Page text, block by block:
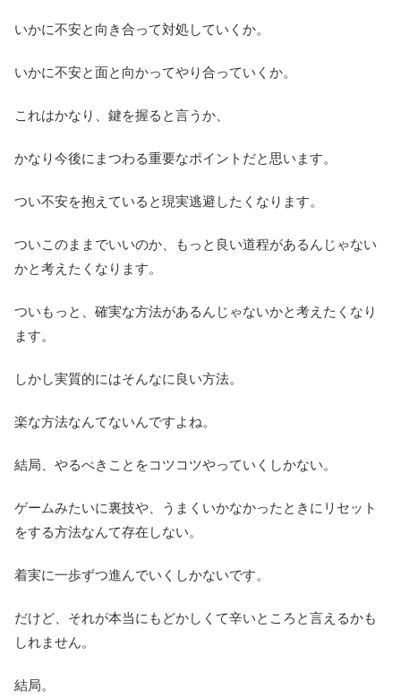
いかに不安と向き合って対処していくか。
いかに不安と面と向かってやり合っていくか。
これはかなり、鍵を握ると言うか、
かなり今後にまつわる重要なポイントだと思います。
つい不安を抱えていると現実逃避したくなります。
ついこのままでいいのか、もっと良い道程があるんじゃない
かと考えたくなります。
ついもっと、確実な方法があるんじゃないかと考えたくなり
ます。
しかし実質的にはそんなに良い方法。
楽な方法なんてないんですよね。
結局、やるべきことをコツコツやっていくしかない。
ゲームみたいに裏技や、うまくいかなかったときにリセット
をする方法なんて存在しない。
着実に一歩ずつ進んでいくしかないです。
だけど、それが本当にもどかしくて辛いところと言えるかも
しれません。
結局。